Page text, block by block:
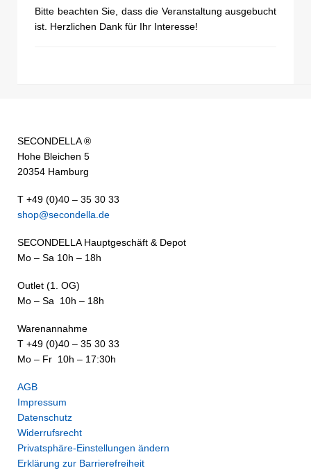
Bitte beachten Sie, dass die Veranstaltung ausgebucht
ist. Herzlichen Dank für Ihr Interesse!
SECONDELLA ®
Hohe Bleichen 5
20354 Hamburg
T +49 (0)40 – 35 30 33
shop@secondella.de
SECONDELLA Hauptgeschäft & Depot
Mo – Sa 10h – 18h
Outlet (1. OG)
Mo – Sa 10h – 18h
Warenannahme
T +49 (0)40 – 35 30 33
Mo – Fr 10h – 17:30h
AGB
Impressum
Datenschutz
Widerrufsrecht
Privatsphäre-Einstellungen ändern
Erklärung zur Barrierefreiheit